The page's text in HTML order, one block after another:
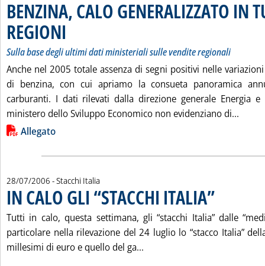
BENZINA, CALO GENERALIZZATO IN
REGIONI
Sulla base degli ultimi dati ministeriali sulle vendite regionali
Anche nel 2005 totale assenza di segni positivi nelle
di benzina, con cui apriamo la consueta panoramica
carburanti. I dati rilevati dalla direzione generale Energia e
ministero dello Sviluppo Economico non evidenziano di...
Lista allegati PDF alla notizia
Allegato
28/07/2006 - Stacchi Italia
IN CALO GLI “STACCHI ITALIA”. Pubblicata
Tutti in calo, questa settimana, gli “stacchi Italia” dalle
particolare nella rilevazione del 24 luglio lo “stacco Italia”
millesimi di euro e quello del ga...